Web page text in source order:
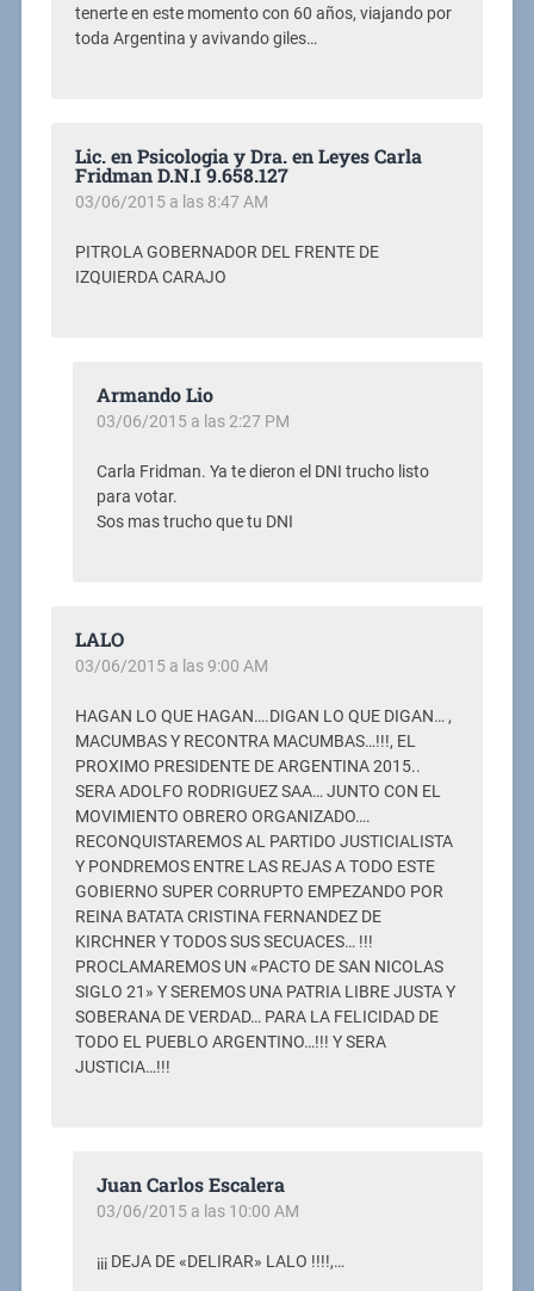
tenerte en este momento con 60 años, viajando por
toda Argentina y avivando giles…
Lic. en Psicologia y Dra. en Leyes Carla
Fridman D.N.I 9.658.127
03/06/2015 a las 8:47 AM
PITROLA GOBERNADOR DEL FRENTE DE
IZQUIERDA CARAJO
Armando Lio
03/06/2015 a las 2:27 PM
Carla Fridman. Ya te dieron el DNI trucho listo
para votar.
Sos mas trucho que tu DNI
LALO
03/06/2015 a las 9:00 AM
HAGAN LO QUE HAGAN….DIGAN LO QUE DIGAN… ,
MACUMBAS Y RECONTRA MACUMBAS…!!!, EL
PROXIMO PRESIDENTE DE ARGENTINA 2015..
SERA ADOLFO RODRIGUEZ SAA… JUNTO CON EL
MOVIMIENTO OBRERO ORGANIZADO….
RECONQUISTAREMOS AL PARTIDO JUSTICIALISTA
Y PONDREMOS ENTRE LAS REJAS A TODO ESTE
GOBIERNO SUPER CORRUPTO EMPEZANDO POR
REINA BATATA CRISTINA FERNANDEZ DE
KIRCHNER Y TODOS SUS SECUACES… !!!
PROCLAMAREMOS UN «PACTO DE SAN NICOLAS
SIGLO 21» Y SEREMOS UNA PATRIA LIBRE JUSTA Y
SOBERANA DE VERDAD… PARA LA FELICIDAD DE
TODO EL PUEBLO ARGENTINO…!!! Y SERA
JUSTICIA…!!!
Juan Carlos Escalera
03/06/2015 a las 10:00 AM
¡¡¡ DEJA DE «DELIRAR» LALO !!!!,…